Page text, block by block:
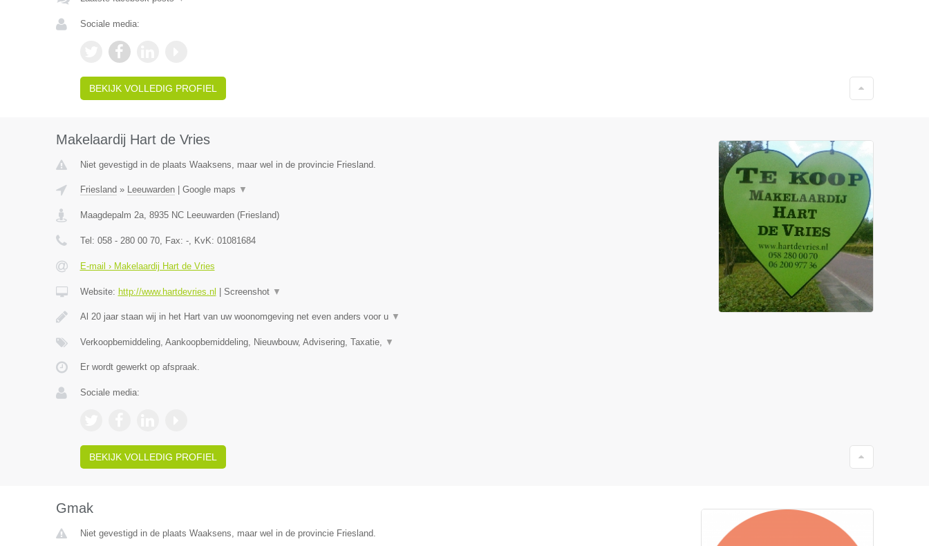
Sociale media:
BEKIJK VOLLEDIG PROFIEL
Makelaardij Hart de Vries
Niet gevestigd in de plaats Waaksens, maar wel in de provincie Friesland.
Friesland » Leeuwarden| Google maps ▼
Maagdepalm 2a, 8935 NC Leeuwarden(Friesland)
Tel: 058 - 280 00 70, Fax: -, KvK: 01081684
E-mail › Makelaardij Hart de Vries
Website: http://www.hartdevries.nl Screenshot ▼
Al 20 jaar staan wij in het Hart van uw woonomgeving net even anders voor u ▼
Verkoopbemiddeling, Aankoopbemiddeling, Nieuwbouw, Advisering, Taxatie, ▼
Er wordt gewerkt op afspraak.
Sociale media:
BEKIJK VOLLEDIG PROFIEL
Gmak
Niet gevestigd in de plaats Waaksens, maar wel in de provincie Friesland.